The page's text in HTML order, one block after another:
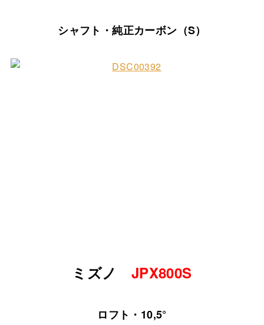
シャフト・純正カーボン（S）
ミズノ JPX800S
ロフト・10,5°